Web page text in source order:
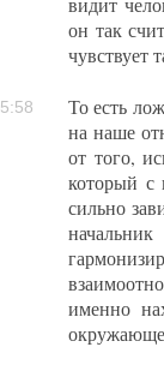
он так
чувствует
То есть
на наше
от того,
который с
сильно
именно